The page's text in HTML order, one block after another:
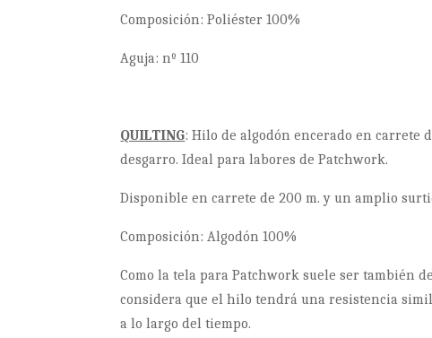
Composición: Poliéster 100%
Aguja: nº 110
QUILTING: Hilo de algodón encerado en carrete
desgarro. Ideal para labores de Patchwork.
Disponible en carrete de 200 m. y un amplio
Composición: Algodón 100%
Como la tela para Patchwork suele ser también
considera que el hilo tendrá una resistencia
a lo largo del tiempo.